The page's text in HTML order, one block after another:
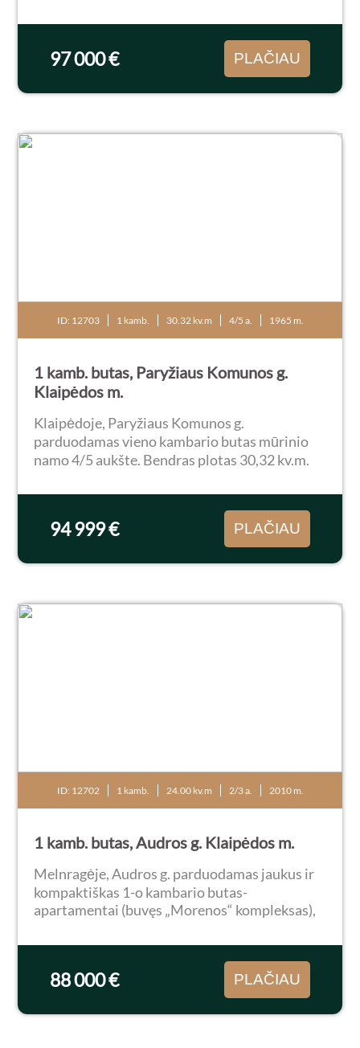
bei saulėtas. Strategiškai patogi vieta - šalia...
97 000 € PLAČIAU
ID: 12703 1 kamb. 30.32 kv.m 4/5 a. 1965 m.
1 kamb. butas, Paryžiaus Komunos g.
Klaipėdos m.
Klaipėdoje, Paryžiaus Komunos g.
parduodamas vieno kambario butas mūrinio
namo 4/5 aukšte. Bendras plotas 30,32 kv.m.
Ekonomiškas buto išlaikymas. Langai
94 999 € PLAČIAU
ID: 12702 1 kamb. 24.00 kv.m 2/3 a. 2010 m.
1 kamb. butas, Audros g. Klaipėdos m.
Melnragėje, Audros g. parduodamas jaukus ir
kompaktiškas 1-o kambario butas-
apartamentai (buvęs „Morenos“ kompleksas),
m lodžija/balkonas. Būstas pilnai ir naujai
88 000 € PLAČIAU